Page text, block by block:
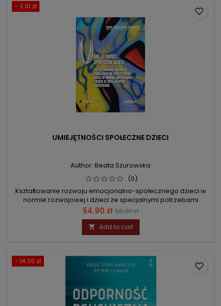
- 3.10 zł
UMIEJĘTNOŚCI SPOŁECZNE DZIECI
Author: Beata Szurowska
(0)
Kształtowanie rozwoju emocjonalno-społecznego dzieci w
normie rozwojowej i dzieci ze specjalnymi potrzebami
Price
54.90 zł Regular
price
58.00 zł
 Add to cart
favorite_border
- 14.00 zł
favorite_border